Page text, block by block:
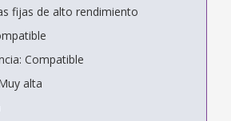
fijas de alto rendimiento
Compatible
alta